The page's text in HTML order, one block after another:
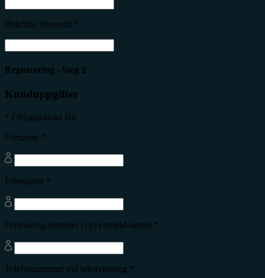
Bekräfta lösenord *
Registrering - Steg 2
Kunduppgifter
* Obligatoriska fält
Förnamn *
Efternamn *
Person/org-nummer (yyyymmdd-nnnn) *
Telefonnummer vid teleavisering *